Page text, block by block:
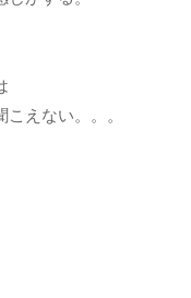
えない。。。